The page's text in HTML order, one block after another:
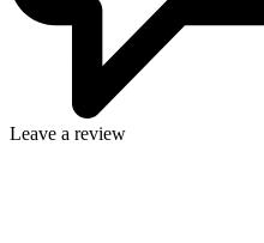
Leave a review